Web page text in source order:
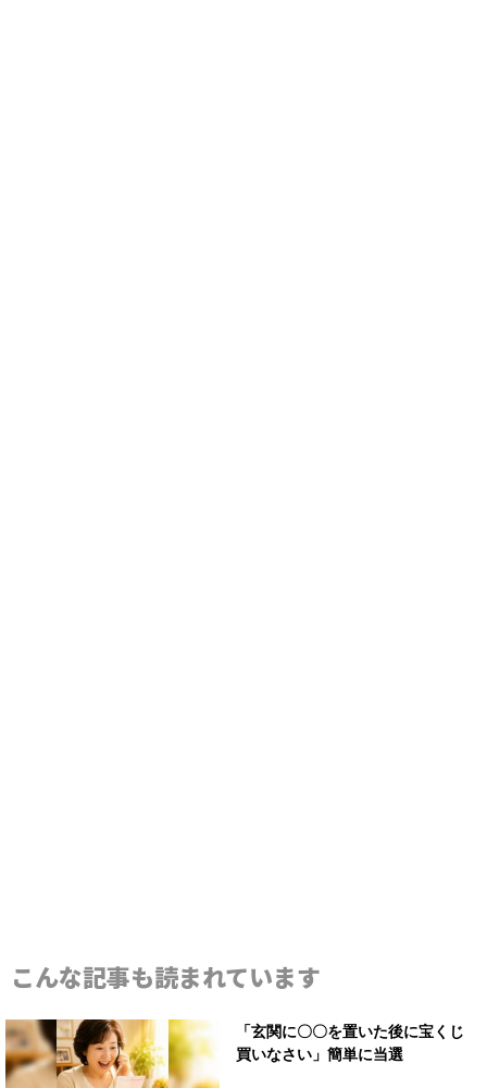
こんな記事も読まれています
「玄関に〇〇を置いた後に宝くじ
買いなさい」簡単に当選